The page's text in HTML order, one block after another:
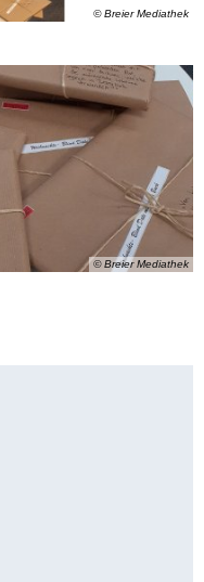
© Breier Mediathek
© Breier Mediathek